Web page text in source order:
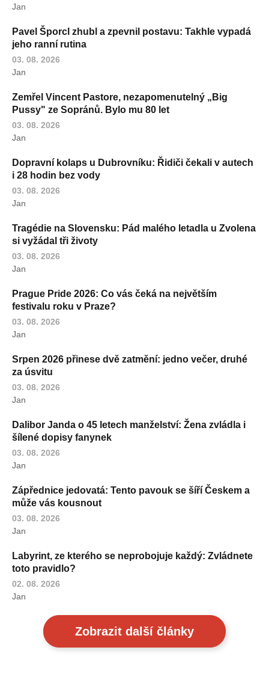
Jan
Pavel Šporcl zhubl a zpevnil postavu: Takhle vypadá
jeho ranní rutina
03. 08. 2026
Jan
Zemřel Vincent Pastore, nezapomenutelný „Big
Pussy" ze Sopránů. Bylo mu 80 let
03. 08. 2026
Jan
Dopravní kolaps u Dubrovníku: Řidiči čekali v autech
i 28 hodin bez vody
03. 08. 2026
Jan
Tragédie na Slovensku: Pád malého letadla u Zvolena
si vyžádal tři životy
03. 08. 2026
Jan
Prague Pride 2026: Co vás čeká na největším
festivalu roku v Praze?
03. 08. 2026
Jan
Srpen 2026 přinese dvě zatmění: jedno večer, druhé
za úsvitu
03. 08. 2026
Jan
Dalibor Janda o 45 letech manželství: Žena zvládla i
šílené dopisy fanynek
03. 08. 2026
Jan
Zápřednice jedovatá: Tento pavouk se šíří Českem a
může vás kousnout
03. 08. 2026
Jan
Labyrint, ze kterého se neprobojuje každý: Zvládnete
toto pravidlo?
02. 08. 2026
Jan
Zobrazit další články